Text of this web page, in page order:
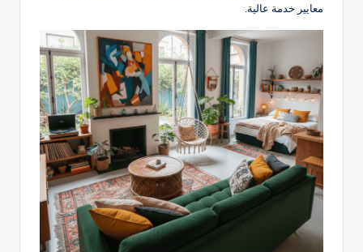
معايير خدمة عالية.